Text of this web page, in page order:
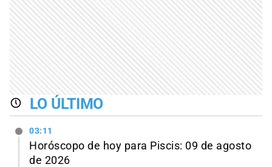
LO ÚLTIMO
03:11
Horóscopo de hoy para Piscis: 09 de agosto
de 2026